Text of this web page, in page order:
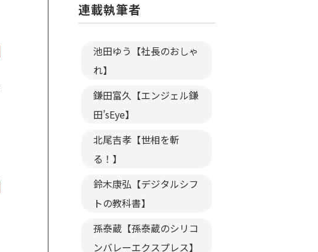
連載執筆者
池田ゆう【社長のおしゃ
れ】
鎌田富久【エンジェル鎌
田’sEye】
北尾吉孝【世相を斬
る！】
鈴木康弘【デジタルシフ
トの教科書】
孫泰蔵【孫泰蔵のシリコ
ンバレーエクスプレス】